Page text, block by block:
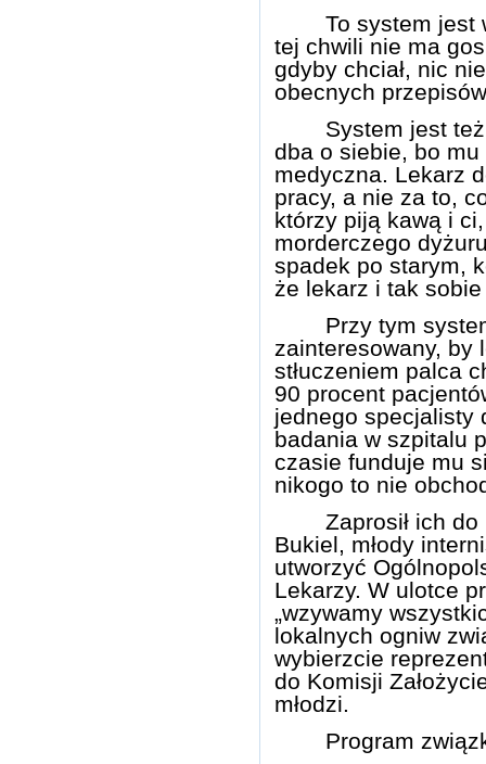
To system jest
tej chwili nie ma
gdyby chciał, nic
obecnych
System jest
dba o siebie, bo mu
medyczna. Lekarz
pracy, a nie za to,
którzy piją kawą i
morderczego
spadek po starym,
że lekarz i tak
Przy tym
zainteresowany, by
stłuczeniem palca
90 procent
jednego specjalisty
badania w szpitalu
czasie funduje mu
nikogo to nie
Zaprosił ich
Bukiel, młody
utworzyć
Lekarzy. W ulotce
„wzywamy
lokalnych ogniw
wybierzcie
do Komisji
młodzi.
Program